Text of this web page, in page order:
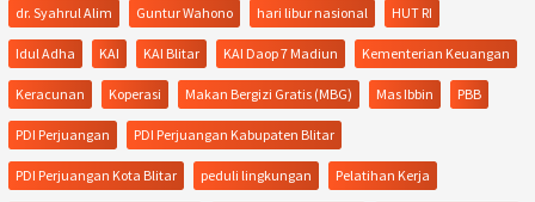
dr. Syahrul Alim Guntur Wahono hari libur nasional HUT RI
Idul Adha KAI KAI Blitar KAI Daop 7 Madiun Kementerian Keuangan
Keracunan Koperasi Makan Bergizi Gratis (MBG) Mas Ibbin PBB
PDI Perjuangan PDI Perjuangan Kabupaten Blitar
PDI Perjuangan Kota Blitar peduli lingkungan Pelatihan Kerja